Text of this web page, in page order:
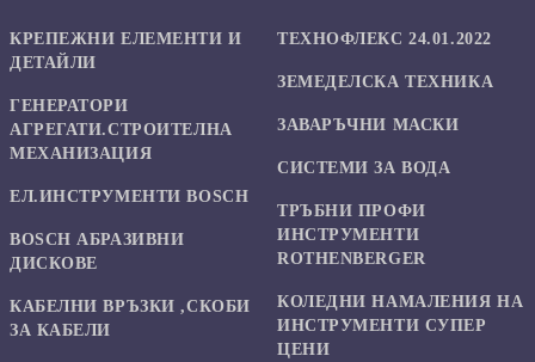
КРЕПЕЖНИ ЕЛЕМЕНТИ И
ДЕТАЙЛИ
ГЕНЕРАТОРИ
АГРЕГАТИ.СТРОИТЕЛНА
МЕХАНИЗАЦИЯ
ЕЛ.ИНСТРУМЕНТИ BOSCH
BOSCH АБРАЗИВНИ
ДИСКОВЕ
КАБЕЛНИ ВРЪЗКИ ,СКОБИ
ЗА КАБЕЛИ
ТЕХНОФЛЕКС 24.01.2022
ЗЕМЕДЕЛСКА ТЕХНИКА
ЗАВАРЪЧНИ МАСКИ
СИСТЕМИ ЗА ВОДА
ТРЪБНИ ПРОФИ
ИНСТРУМЕНТИ
ROTHENBERGER
КОЛЕДНИ НАМАЛЕНИЯ НА
ИНСТРУМЕНТИ СУПЕР
ЦЕНИ